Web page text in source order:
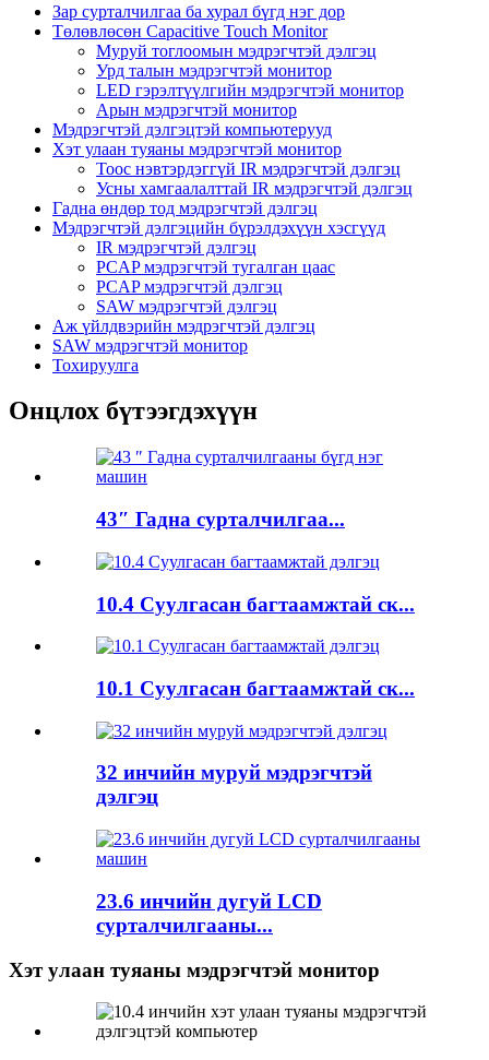
Зар сурталчилгаа ба хурал бүгд нэг дор
Төлөвлөсөн Capacitive Touch Monitor
Муруй тоглоомын мэдрэгчтэй дэлгэц
Урд талын мэдрэгчтэй монитор
LED гэрэлтүүлгийн мэдрэгчтэй монитор
Арын мэдрэгчтэй монитор
Мэдрэгчтэй дэлгэцтэй компьютерууд
Хэт улаан туяаны мэдрэгчтэй монитор
Тоос нэвтэрдэггүй IR мэдрэгчтэй дэлгэц
Усны хамгаалалттай IR мэдрэгчтэй дэлгэц
Гадна өндөр тод мэдрэгчтэй дэлгэц
Мэдрэгчтэй дэлгэцийн бүрэлдэхүүн хэсгүүд
IR мэдрэгчтэй дэлгэц
PCAP мэдрэгчтэй тугалган цаас
PCAP мэдрэгчтэй дэлгэц
SAW мэдрэгчтэй дэлгэц
Аж үйлдвэрийн мэдрэгчтэй дэлгэц
SAW мэдрэгчтэй монитор
Тохируулга
Онцлох бүтээгдэхүүн
43″ Гадна сурталчилгаа...
10.4 Суулгасан багтаамжтай ск...
10.1 Суулгасан багтаамжтай ск...
32 инчийн муруй мэдрэгчтэй
дэлгэц
23.6 инчийн дугуй LCD
сурталчилгааны...
Хэт улаан туяаны мэдрэгчтэй монитор